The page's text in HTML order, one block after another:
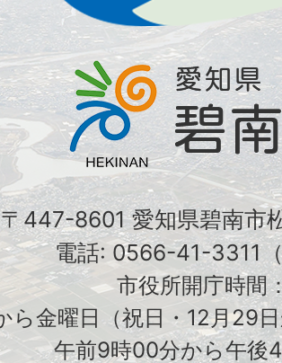
〒447-8601 愛知県碧南市
電話: 0566-41-3311
市役所開庁時間
ら金曜日（祝日・12月29
午前9時00分から午後